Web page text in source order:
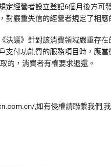
經營者設立登記6個月後方可
嚴重失信的經營者規定了相應
議》針對該消費領域嚴重存在
付功能費的服務項目時，應
的，消費者有權要求退還。
,如有侵權請聯繫我們,